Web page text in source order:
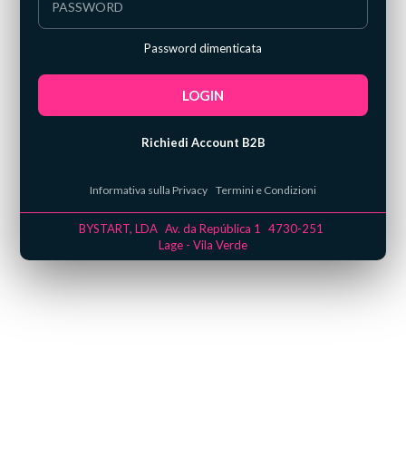
Password dimenticata
LOGIN
Richiedi Account B2B
Informativa sulla Privacy Termini e Condizioni
RICHIEDI UNA NUOVA PASSWORD
BYSTART, LDA Av. da República 1
4730-251
Lage - Vila Verde